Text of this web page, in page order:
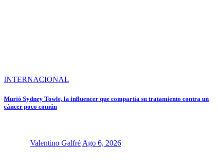
INTERNACIONAL
Murió Sydney Towle, la influencer que compartía su tratamiento contra un
cáncer poco común
Valentino Galfré Ago 6, 2026